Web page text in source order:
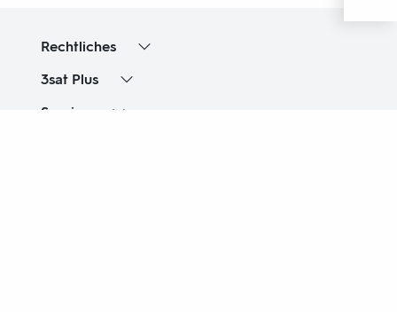
Rechtliches
3sat Plus
Service